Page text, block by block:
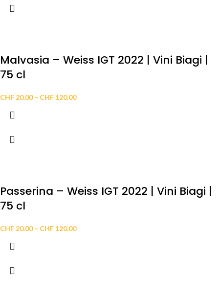
Malvasia – Weiss IGT 2022 | Vini Biagi |
75 cl
CHF 20.00 – CHF 120.00
Passerina – Weiss IGT 2022 | Vini Biagi |
75 cl
CHF 20.00 – CHF 120.00